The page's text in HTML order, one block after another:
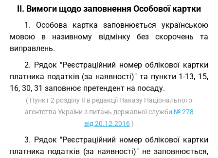
ІІ. Вимоги щодо заповнення Особової картки
1. Особова картка заповнюється українською
мовою в називному відмінку без скорочень та
виправлень.
2. Рядок "Реєстраційний номер облікової картки
платника податків (за наявності)" та пункти 1-13, 15,
16, 30, 31 заповнює претендент на посаду.
( Пункт 2 розділу II в редакції Наказу Національного
агентства України з питань державної служби № 278
від 20.12.2016)
3. Рядок "Реєстраційний номер облікової картки
платника податків (за наявності)" не заповнюється,